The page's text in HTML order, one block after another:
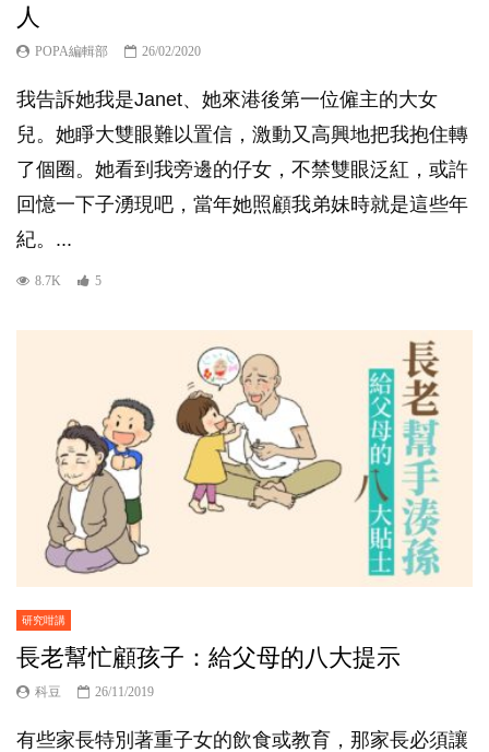
人
POPA編輯部 26/02/2020
我告訴她我是Janet、她來港後第一位僱主的大女
兒。她睜大雙眼難以置信，激動又高興地把我抱住轉
了個圈。她看到我旁邊的仔女，不禁雙眼泛紅，或許
回憶一下子湧現吧，當年她照顧我弟妹時就是這些年
紀。...
8.7K 5
研究咁講
長老幫忙顧孩子：給父母的八大提示
科豆 26/11/2019
有些家長特別著重子女的飲食或教育，那家長必須讓